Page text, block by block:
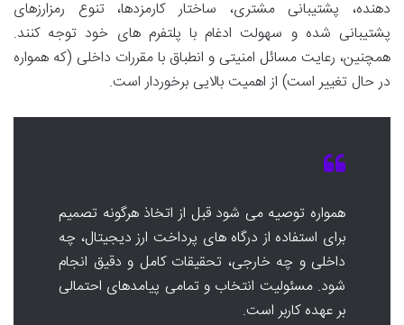
دهنده، پشتیبانی مشتری، ساختار کارمزدها، تنوع رمزارزهای
پشتیبانی شده و سهولت ادغام با پلتفرم های خود توجه کنند.
همچنین، رعایت مسائل امنیتی و انطباق با مقررات داخلی (که همواره
در حال تغییر است) از اهمیت بالایی برخوردار است.
همواره توصیه می شود قبل از اتخاذ هرگونه تصمیم
برای استفاده از درگاه های پرداخت ارز دیجیتال، چه
داخلی و چه خارجی، تحقیقات کامل و دقیق انجام
شود. مسئولیت انتخاب و تمامی پیامدهای احتمالی
بر عهده کاربر است.